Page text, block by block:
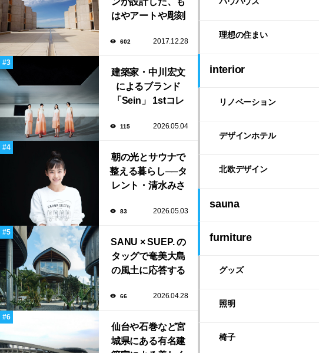
はやアートや彫刻
研究所」。
602 2017.12.28
建築家・中川宏文
によるブランド
「Sein」 1stコレ
表参道にて開催！
115 2026.05.04
朝の光とサウナで
整える暮らし──タ
レント・清水みさ
持ちいい暮らし”
83 2026.05.03
SANU × SUEP. の
タッグで奄美大島
の風土に応答する
成！
66 2026.04.28
仙台や石巻など宮
城県にある有名建
理想の住まい
interior
リノベーション
デザインホテル
北欧デザイン
sauna
furniture
グッズ
照明
椅子